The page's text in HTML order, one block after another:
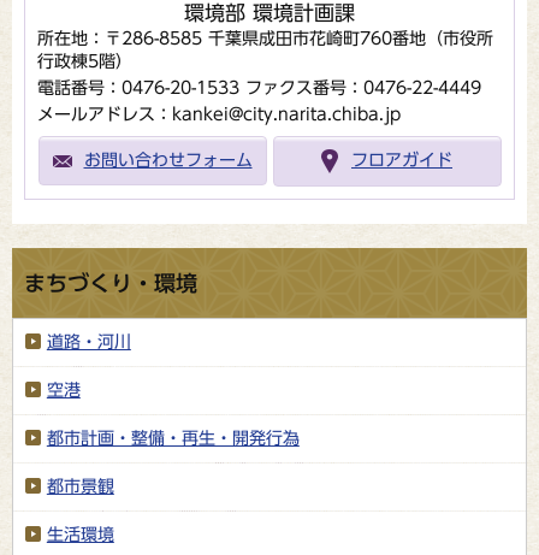
環境部 環境計画課
所在地：〒286-8585 千葉県成田市花崎町760番地（市役所
行政棟5階）
電話番号：0476-20-1533 ファクス番号：0476-22-4449
メールアドレス：kankei@city.narita.chiba.jp
お問い合わせフォーム フロアガイド
まちづくり・環境
道路・河川
空港
都市計画・整備・再生・開発行為
都市景観
生活環境